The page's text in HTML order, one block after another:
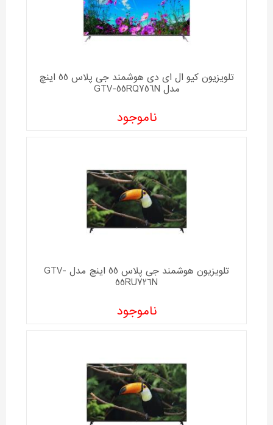
تلویزیون کیو ال ای دی هوشمند جی پلاس 55 اینچ
مدل GTV-55RQ756N
ناموجود
تلویزیون هوشمند جی پلاس 55 اینچ مدل GTV-
55RU726N
ناموجود